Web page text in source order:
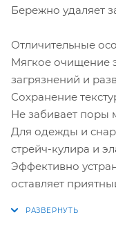
Бережно удаляет
Отличительные
Мягкое очищение
загрязнений и
Сохранение
Не забивает поры
Для одежды и
стрейч-кулира и
Эффективно
оставляет